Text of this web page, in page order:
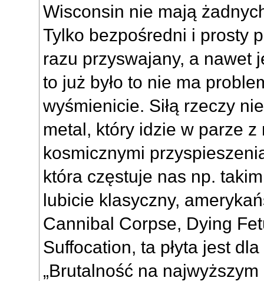
Wisconsin nie mają
Tylko bezpośredni i prosty
razu przyswajany, a nawet
to już było to nie ma
wyśmienicie. Siłą rzeczy
metal, który idzie w parze
kosmicznymi
która częstuje nas np.
lubicie klasyczny,
Cannibal Corpse, Dying
Suffocation, ta płyta jest
„Brutalność na najwyższym